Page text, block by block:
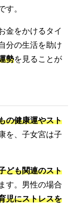
す。
金をかけるタイ
分の生活を助け
勢を見ることが
の健康運やスト
を、子女宮は子
ども関連のスト
す。男性の場合
児にストレスを